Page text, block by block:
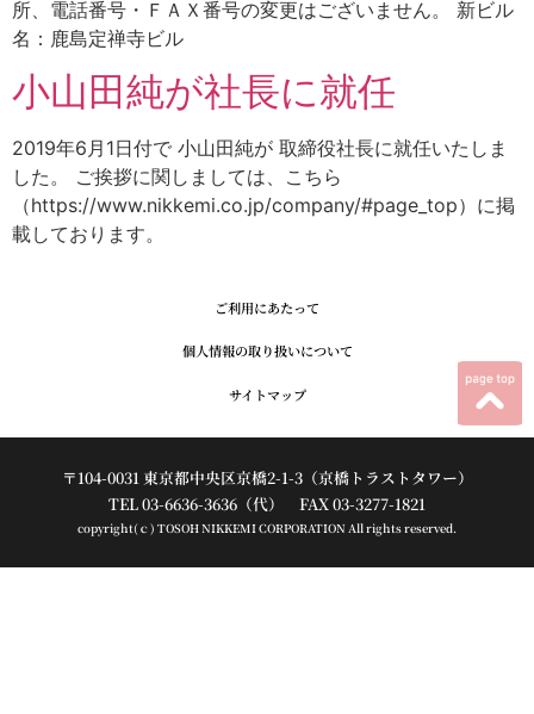
所、電話番号・ＦＡＸ番号の変更はございません。 新ビル
名：鹿島定禅寺ビル
小山田純が社長に就任
2019年6月1日付で 小山田純が 取締役社長に就任いたしま
した。 ご挨拶に関しましては、こちら
（https://www.nikkemi.co.jp/company/#page_top）に掲
載しております。
ご利用にあたって
個人情報の取り扱いについて
サイトマップ
〒104-0031 東京都中央区京橋2-1-3（京橋トラストタワー）
TEL 03-6636-3636（代） FAX 03-3277-1821
copyright(ｃ) TOSOH NIKKEMI CORPORATION All rights reserved.